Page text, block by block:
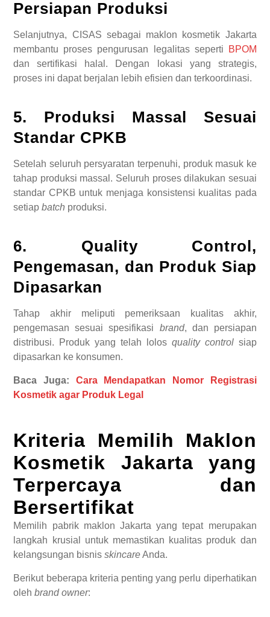
Persiapan Produksi
Selanjutnya, CISAS sebagai maklon kosmetik Jakarta
membantu proses pengurusan legalitas seperti
BPOM
dan sertifikasi halal. Dengan lokasi yang strategis,
proses ini dapat berjalan lebih efisien dan terkoordinasi.
5. Produksi Massal Sesuai
Standar CPKB
Setelah seluruh persyaratan terpenuhi, produk masuk ke
tahap produksi massal. Seluruh proses dilakukan sesuai
standar CPKB untuk menjaga konsistensi kualitas pada
setiapbatch produksi.
6. Quality Control,
Pengemasan, dan Produk Siap
Dipasarkan
Tahap akhir meliputi pemeriksaan kualitas akhir,
pengemasan sesuai spesifikasi brand, dan persiapan
distribusi. Produk yang telah lolos quality controlsiap
dipasarkan ke konsumen.
Baca Juga: Cara Mendapatkan Nomor Registrasi
Kosmetik agar Produk Legal
Kriteria Memilih Maklon
Kosmetik Jakarta yang
Terpercaya dan
Bersertifikat
Memilih pabrik maklon Jakarta yang tepat merupakan
langkah krusial untuk memastikan kualitas produk dan
kelangsungan bisnisskincareAnda.
Berikut beberapa kriteria penting yang perlu diperhatikan
olehbrand owner: